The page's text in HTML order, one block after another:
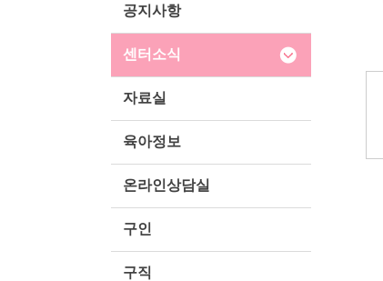
공지사항
센터소식
자료실
육아정보
온라인상담실
구인
구직